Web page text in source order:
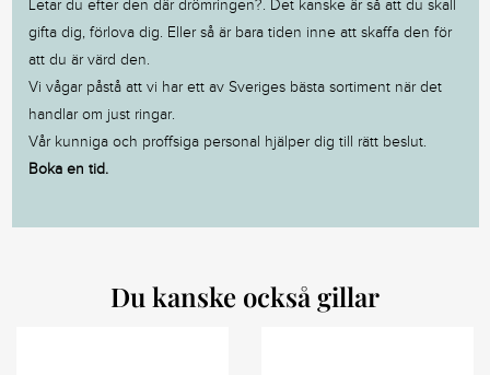
Letar du efter den där drömringen?. Det kanske är så att du skall
gifta dig, förlova dig. Eller så är bara tiden inne att skaffa den för
att du är värd den.
Vi vågar påstå att vi har ett av Sveriges bästa sortiment när det
handlar om just ringar.
Vår kunniga och proffsiga personal hjälper dig till rätt beslut.
Boka en tid.
Du kanske också gillar